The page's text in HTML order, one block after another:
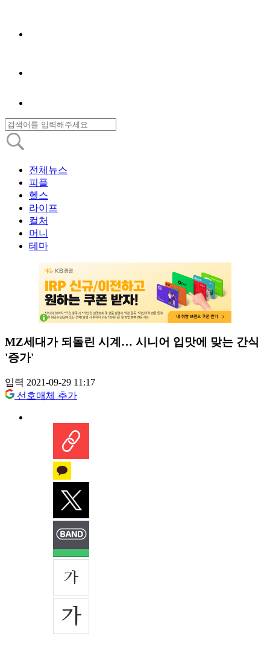
전체뉴스
피플
헬스
라이프
컬처
머니
테마
MZ세대가 되돌린 시계… 시니어 입맛에 맞는 간식
'증가'
입력 2021-09-29 11:17
선호매체 추가